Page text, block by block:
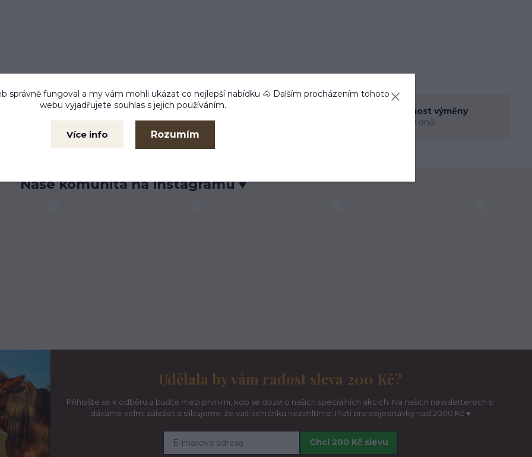
Zboží testujeme
Možnost výměny
do 30 dnů
Naše komunita na Instagramu ♥
Udělala by vám radost sleva 200 Kč?
Přihlašte se k odběru a buďte mezi prvními, kdo se dozví o našich speciálních akcích. Na našich newsletterech si
dáváme velmi záležet a slibujeme, že vaši schránku nezahltíme. Platí pro objednávky nad 2000 Kč ♥
Chci 200 Kč slevu
správně fungoval a my vám mohli ukázat co nejlepší nabídku 🐴 Dalším procházením tohoto
webu vyjadřujete souhlas s jejich používáním.
Více info Rozumím